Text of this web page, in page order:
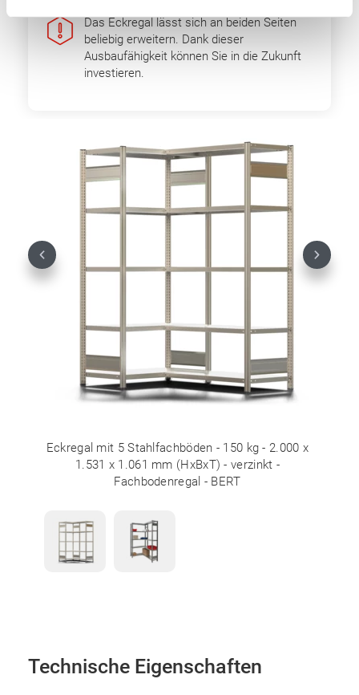
Das Eckregal lässt sich an beiden Seiten
beliebig erweitern. Dank dieser
Ausbaufähigkeit können Sie in die Zukunft
investieren.
Eckregal mit 5 Stahlfachböden - 150 kg - 2.000 x
1.531 x 1.061 mm (HxBxT) - verzinkt -
Fachbodenregal - BERT
Previous Next
Technische Eigenschaften